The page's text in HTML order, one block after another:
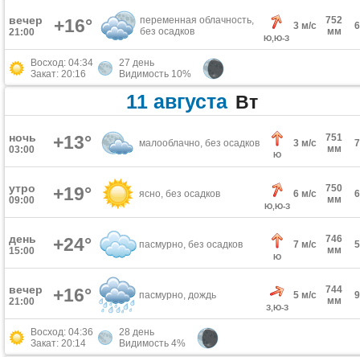
вечер
21:00 +16°
переменная облачность,
без осадков
Ю,Ю-З
3 м/с
752
мм
Восход: 04:34
Закат: 20:16
27 день
Видимость 10%
11 августа Вт
ночь
03:00 +13° малооблачно, без осадков
Ю
3 м/с
751
мм
утро
09:00 +19° ясно, без осадков
Ю,Ю-З
6 м/с
750
мм
день
15:00 +24° пасмурно, без осадков
Ю
7 м/с
746
мм
вечер
21:00 +16° пасмурно, дождь
З,Ю-З
5 м/с
744
мм
Восход: 04:36
Закат: 20:14
28 день
Видимость 4%